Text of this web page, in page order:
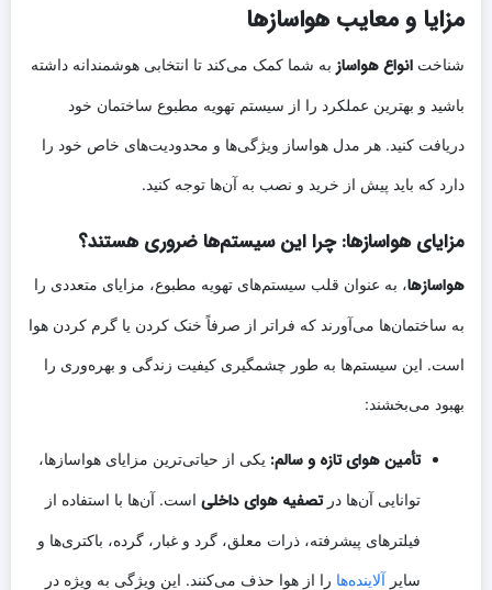
مزایا و معایب هواسازها
شناخت انواع هواساز به شما کمک می‌کند تا انتخابی هوشمندانه داشته
باشید و بهترین عملکرد را از سیستم تهویه مطبوع ساختمان خود
دریافت کنید. هر مدل هواساز ویژگی‌ها و محدودیت‌های خاص خود را
دارد که باید پیش از خرید و نصب به آن‌ها توجه کنید.
مزایای هواسازها: چرا این سیستم‌ها ضروری هستند؟
هواسازها، به عنوان قلب سیستم‌های تهویه مطبوع، مزایای متعددی را
به ساختمان‌ها می‌آورند که فراتر از صرفاً خنک کردن یا گرم کردن هوا
است. این سیستم‌ها به طور چشمگیری کیفیت زندگی و بهره‌وری را
بهبود می‌بخشند:
تأمین هوای تازه و سالم: یکی از حیاتی‌ترین مزایای هواسازها،
توانایی آن‌ها درتصفیه هوای داخلی است. آن‌ها با استفاده از
فیلترهای پیشرفته، ذرات معلق، گرد و غبار، گرده، باکتری‌ها و
سایر آلاینده‌ها را از هوا حذف می‌کنند. این ویژگی به ویژه در